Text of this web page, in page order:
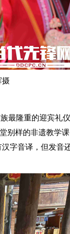
摄
隆重的迎宾礼
别样的非遗教学
字音译，但发音